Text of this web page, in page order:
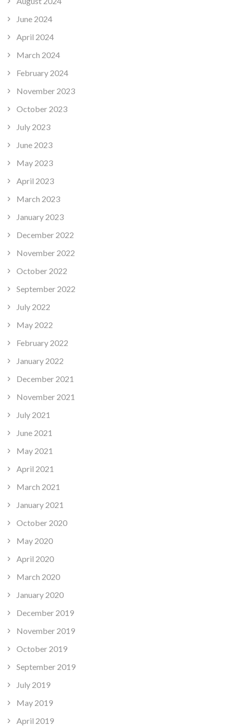
June 2024
April 2024
March 2024
February 2024
November 2023
October 2023
July 2023
June 2023
May 2023
April 2023
March 2023
January 2023
December 2022
November 2022
October 2022
September 2022
July 2022
May 2022
February 2022
January 2022
December 2021
November 2021
July 2021
June 2021
May 2021
April 2021
March 2021
January 2021
October 2020
May 2020
April 2020
March 2020
January 2020
December 2019
November 2019
October 2019
September 2019
July 2019
May 2019
April 2019